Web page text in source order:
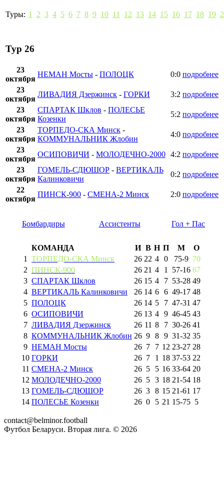
Туры: 1 2 3 4 5 6 7 8 9 10 11 12 13 14 15 16 17 18 19
Тур 26
23
октября
НЕМАН Мосты - ПОЛОЦК 0:0 подробнее
23
октября
ЛИВАДИЯ Дзержинск - ГОРКИ 3:2 подробнее
23
октября
СПАРТАК Шклов - ПОЛЕСЬЕ
Козенки
5:2 подробнее
23
октября
ТОРПЕДО-СКА Минск -
КОММУНАЛЬНИК Жлобин
4:0 подробнее
23
октября
ОСИПОВИЧИ - МОЛОДЕЧНО-2000 4:2 подробнее
23
октября
ГОМЕЛЬ-СДЮШОР - ВЕРТИКАЛЬ
Калинковичи
0:2 подробнее
22
октября
ПИНСК-900 - СМЕНА-2 Минск 2:0 подробнее
Бомбардиры Ассистенты Гол + Пас
КОМАНДА И В Н П М
О
1
ТОРПЕДО-СКА Минск 26 22 4 0 75-9 70
2 ПИНСК-900 26 21 4 1 57-16 67
3 СПАРТАК Шклов 26 15 4 7 53-28 49
4 ВЕРТИКАЛЬ Калинковичи 26 14 6 6 49-17 48
5 ПОЛОЦК 26 14 5 7 47-31 47
6 ОСИПОВИЧИ 26 13 4 9 46-45 43
7 ЛИВАДИЯ Дзержинск 26 11 8 7 30-26 41
8 КОММУНАЛЬНИК Жлобин 26 9 8 9 31-32 35
9 НЕМАН Мосты 26 7 7 12 23-27 28
10 ГОРКИ 26 7 1 18 37-53 22
11 СМЕНА-2 Минск 26 5 5 16 33-64 20
12 МОЛОДЕЧНО-2000 26 5 3 18 21-54 18
13 ГОМЕЛЬ-СДЮШОР 26 3 8 15 21-61 17
14 ПОЛЕСЬЕ Козенки 26 0 5 21 15-75 5
contact@belminor.football
Футбол Беларуси. Вторая лига. © 2026